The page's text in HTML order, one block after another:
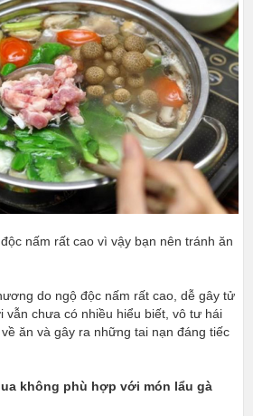
nấm rất cao vì vậy bạn nên tránh ăn
do ngộ độc nấm rất cao, dễ gây tử
vẫn chưa có nhiều hiểu biết, vô tư hái
ăn và gây ra những tai nạn đáng tiếc
không phù hợp với món lẩu gà